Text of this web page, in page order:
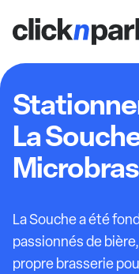
La
La Souche a été
passionnés de
propre brasserie